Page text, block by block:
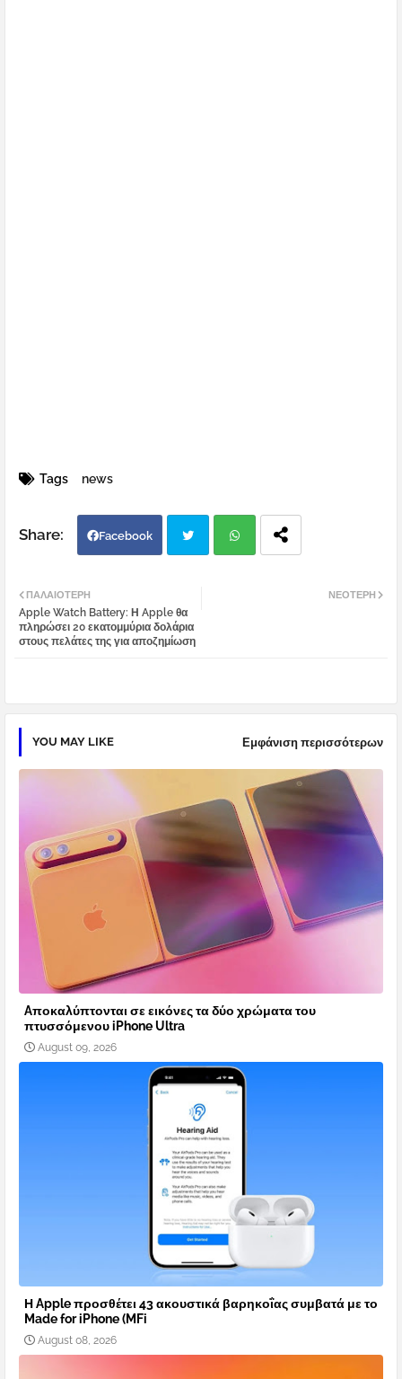
Tags news
Facebook
tter
ΝΕΌΤΕΡΗ
ΠΑΛΑΙΌΤΕΡΗ
Apple Watch Battery: Η Apple θα
πληρώσει 20 εκατομμύρια δολάρια
στους πελάτες της για αποζημίωση
YOU MAY LIKE Εμφάνιση περισσότερων
Aποκαλύπτονται σε εικόνες τα δύο χρώματα του
πτυσσόμενου iPhone Ultra
August 09, 2026
Η Apple προσθέτει 43 ακουστικά βαρηκοΐας συμβατά με το
Made for iPhone (MFi
August 08, 2026